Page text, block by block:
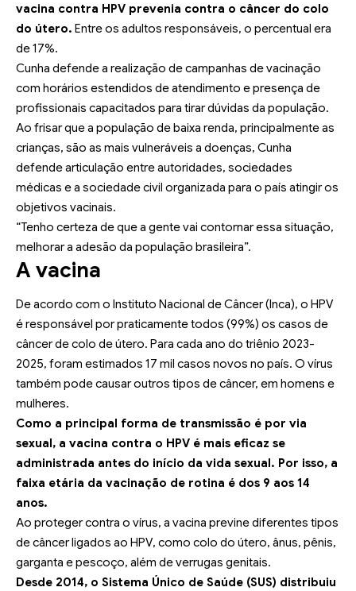
vacina contra HPV prevenia contra o câncer do colo
do útero. Entre os adultos responsáveis, o percentual era
de 17%.
Cunha defende a realização de campanhas de vacinação
com horários estendidos de atendimento e presença de
profissionais capacitados para tirar dúvidas da população.
Ao frisar que a população de baixa renda, principalmente as
crianças, são as mais vulneráveis a doenças, Cunha
defende articulação entre autoridades, sociedades
médicas e a sociedade civil organizada para o país atingir os
objetivos vacinais.
“Tenho certeza de que a gente vai contornar essa situação,
melhorar a adesão da população brasileira”.
A vacina
De acordo com o Instituto Nacional de Câncer (Inca), o HPV
é responsável por praticamente todos (99%) os casos de
câncer de colo de útero. Para cada ano do triênio 2023-
2025, foram estimados 17 mil casos novos no país. O vírus
também pode causar outros tipos de câncer, em homens e
mulheres.
Como a principal forma de transmissão é por via
sexual, a vacina contra o HPV é mais eficaz se
administrada antes do início da vida sexual. Por isso, a
faixa etária da vacinação de rotina é dos 9 aos 14
anos.
Ao proteger contra o vírus, a vacina previne diferentes tipos
de câncer ligados ao HPV, como colo do útero, ânus, pênis,
garganta e pescoço, além de verrugas genitais.
Desde 2014, o Sistema Único de Saúde (SUS) distribuiu